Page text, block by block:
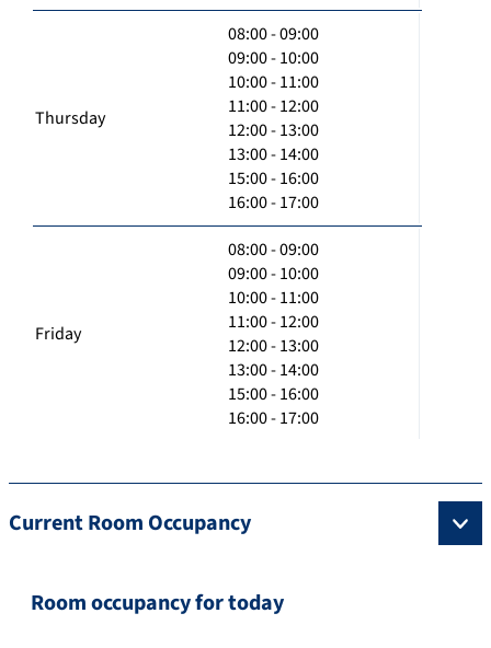
Thursday
08:00 - 09:00
09:00 - 10:00
10:00 - 11:00
11:00 - 12:00
12:00 - 13:00
13:00 - 14:00
15:00 - 16:00
16:00 - 17:00
Friday
08:00 - 09:00
09:00 - 10:00
10:00 - 11:00
11:00 - 12:00
12:00 - 13:00
13:00 - 14:00
15:00 - 16:00
16:00 - 17:00
Current Room Occupancy
Room occupancy for today